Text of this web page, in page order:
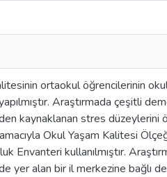
ortaokul öğrencilerinin
Araştırmada çeşitli
kaynaklanan stres düzeylerini
Okul Yaşam Kalitesi
Envanteri kullanılmıştır.
yer alan bir il merkezine bağlı